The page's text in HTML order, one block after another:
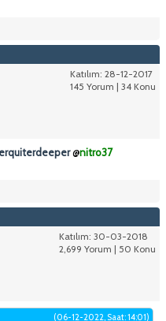
Katılım: 28-12-2017
145 Yorum | 34 Konu
@nitro37
Katılım: 30-03-2018
2,699 Yorum | 50 Konu
(06-12-2022, Saat: 14:01)